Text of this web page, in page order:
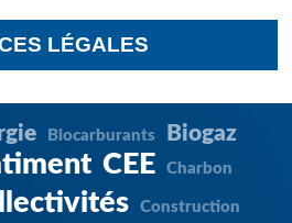
LÉGALES
Biocarburants
Biogaz
CEE Charbon
Construction